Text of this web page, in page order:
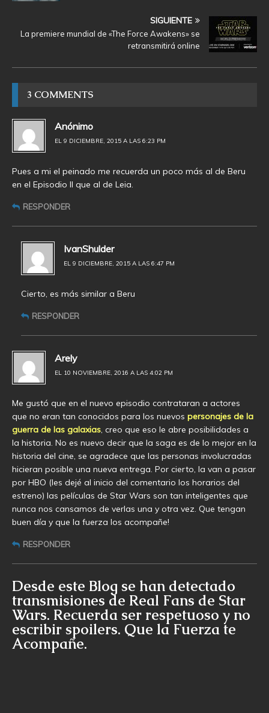
SIGUIENTE
La premiere mundial de «The Force Awakens» se
retransmitirá online
3 COMMENTS
Anónimo
EL 9 DICIEMBRE, 2015 A LAS 6:23 PM
Pues a mi el peinado me recuerda un poco más al de Beru
en el Episodio II que al de Leia.
RESPONDER
IvanShulder
EL 9 DICIEMBRE, 2015 A LAS 6:47 PM
Cierto, es más similar a Beru
RESPONDER
Arely
EL 10 NOVIEMBRE, 2016 A LAS 4:02 PM
Me gustó que en el nuevo episodio contrataran a actores
que no eran tan conocidos para los nuevos personajes de la
guerra de las galaxias , creo que eso le abre posibilidades a
la historia. No es nuevo decir que la saga es de lo mejor en la
historia del cine, se agradece que las personas involucradas
hicieran posible una nueva entrega. Por cierto, la van a pasar
por HBO (les dejé al inicio del comentario los horarios del
estreno) las películas de Star Wars son tan inteligentes que
nunca nos cansamos de verlas una y otra vez. Que tengan
buen día y que la fuerza los acompañe!
RESPONDER
Desde este Blog se han detectado
transmisiones de Real Fans de Star
Wars. Recuerda ser respetuoso y no
escribir spoilers. Que la Fuerza te
Acompañe.